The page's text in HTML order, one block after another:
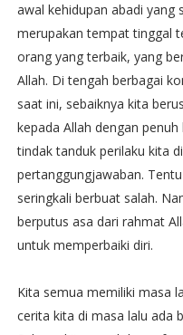
awal kehidupan abadi yang
merupakan tempat tinggal
orang yang terbaik, yang
Allah. Di tengah berbagai
saat ini, sebaiknya kita
kepada Allah dengan
tindak tanduk perilaku kita
pertanggungjawaban.
seringkali berbuat salah.
berputus asa dari rahmat
untuk memperbaiki diri.
Kita semua memiliki masa
cerita kita di masa lalu ada